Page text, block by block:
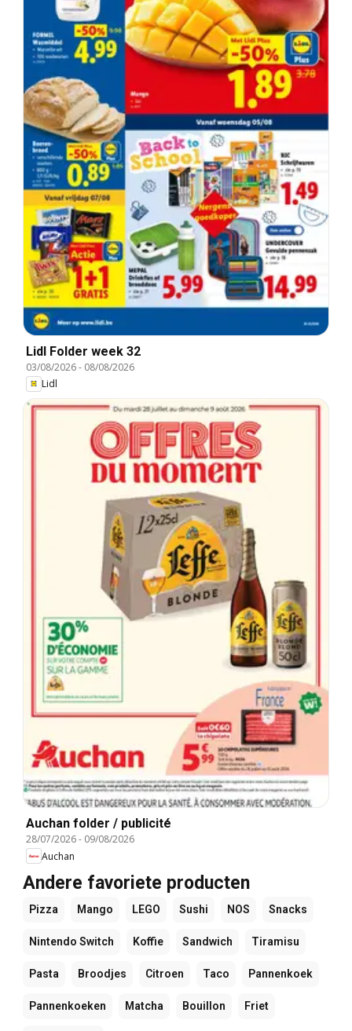
Lidl Folder week 32
03/08/2026- 08/08/2026
Lidl
Auchan folder / publicité
28/07/2026- 09/08/2026
Auchan
Andere favoriete producten
Pizza Mango LEGO Sushi NOS Snacks
Nintendo Switch Koffie Sandwich Tiramisu
Pasta Broodjes Citroen Taco Pannenkoek
Pannenkoeken Matcha Bouillon Friet